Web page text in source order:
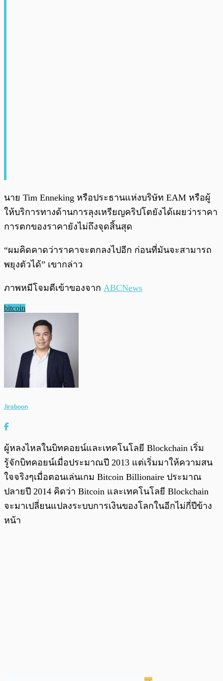
นาย Tim Enneking หรือประธานแห่งบริษัท EAM หรือผู้
ให้บริการทางด้านการลุงเหรียญคริปโตยังได้เผยว่าราคา
การตกของราคายังไม่ถึงจุดสิ้นสุด
“ผมคิดคาดว่าราคาจะตกลงไปอีก ก่อนที่มันจะสามารถ
พยุงตัวได้” เขากล่าว
ภาพหมีโจมตีเข้าของจาก ABCNews
bitcoin
Jiraboon
ผู้หลงไหลในบิทคอยน์และเทคโนโลยี Blockchain เริ่ม
รู้จักบิทคอยน์เมื่อประมาณปี 2013 แต่เริ่มมาให้ความสน
ใจจริงๆเมื่อตอนเล่นเกม Bitcoin Billionaire ประมาณ
ปลายปี 2014 คิดว่า Bitcoin และเทคโนโลยี Blockchain
จะมาเปลี่ยนแปลงระบบการเงินของโลกในอีกไม่กี่ปีข้าง
หน้า